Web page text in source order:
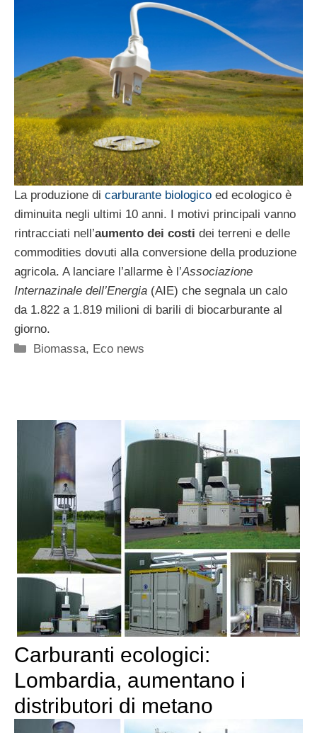
La produzione di carburante biologico ed ecologico è
diminuita negli ultimi 10 anni. I motivi principali vanno
rintracciati nell’aumento dei costi dei terreni e delle
commodities dovuti alla conversione della produzione
agricola. A lanciare l’allarme è l’Associazione
Internazinale dell’Energia (AIE) che segnala un calo
da 1.822 a 1.819 milioni di barili di biocarburante al
giorno.
Categorie
Biomassa, Eco news
Carburanti ecologici:
Lombardia, aumentano i
distributori di metano